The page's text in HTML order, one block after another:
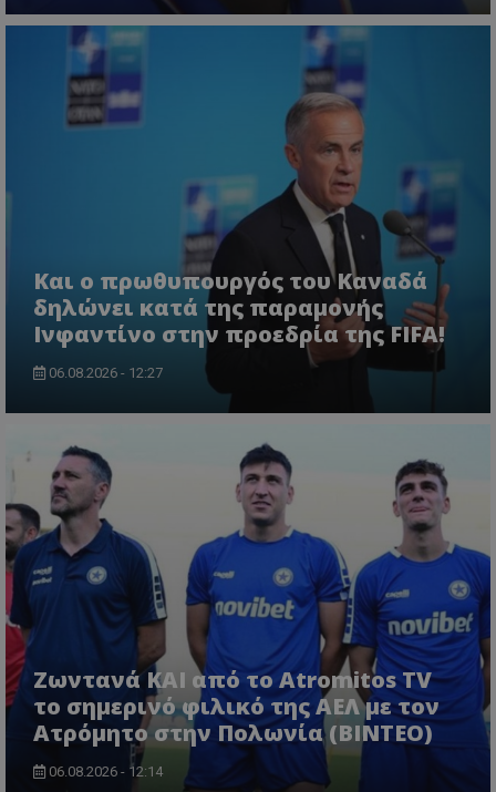
Και ο πρωθυπουργός του Καναδά
δηλώνει κατά της παραμονής
Ινφαντίνο στην προεδρία της FIFA!
06.08.2026 - 12:27
Ζωντανά ΚΑΙ από το Atromitos TV
το σημερινό φιλικό της ΑΕΛ με τον
Ατρόμητο στην Πολωνία (ΒΙΝΤΕΟ)
06.08.2026 - 12:14